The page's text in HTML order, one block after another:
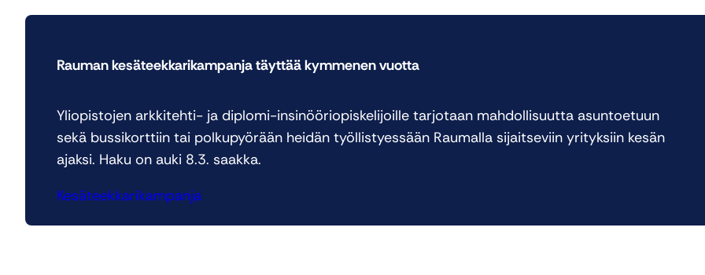
Rauman kesäteekkarikampanja täyttää kymmenen vuotta
Yliopistojen arkkitehti- ja diplomi-insinööriopiskelijoille tarjotaan mahdollisuutta asuntoetuun
sekä bussikorttiin tai polkupyörään heidän työllistyessään Raumalla sijaitseviin yrityksiin kesän
ajaksi. Haku on auki 8.3. saakka.
Kesäteekkarikampanja